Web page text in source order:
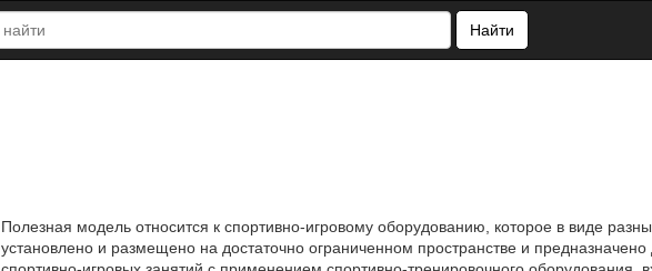
Найти
Полезная модель относится к спортивно-игровому оборудованию, которое в виде
установлено и размещено на достаточно ограниченном пространстве и